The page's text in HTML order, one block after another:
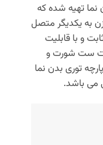
تهیه شده که
3 ردیف 3 تایی قزن به یکدیگر متصل
و با قابلیت
ست شورت و
کد 1180 زیر از پارچه توری بدن نما
می باشد.